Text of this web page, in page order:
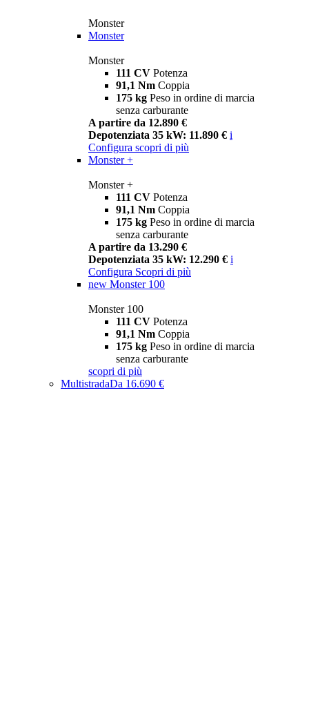
Monster
Monster
Monster
111 CV Potenza
91,1 Nm Coppia
175 kg Peso in ordine di marcia
senza carburante
A partire da 12.890 €
Depotenziata 35 kW: 11.890 € i
Configura scopri di più
Monster +
Monster +
111 CV Potenza
91,1 Nm Coppia
175 kg Peso in ordine di marcia
senza carburante
A partire da 13.290 €
Depotenziata 35 kW: 12.290 € i
Configura Scopri di più
new Monster 100
Monster 100
111 CV Potenza
91,1 Nm Coppia
175 kg Peso in ordine di marcia
senza carburante
scopri di più
MultistradaDa 16.690 €